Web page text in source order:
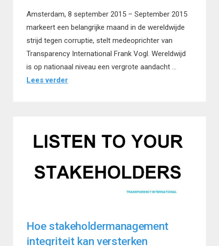
Amsterdam, 8 september 2015 – September 2015
markeert een belangrijke maand in de wereldwijde
strijd tegen corruptie, stelt medeoprichter van
Transparency International Frank Vogl. Wereldwijd
is op nationaal niveau een vergrote aandacht …
Lees verder
Hoe stakeholdermanagement
integriteit kan versterken